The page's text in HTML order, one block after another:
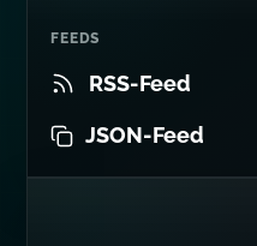
FEEDS
RSS-Feed
JSON-Feed